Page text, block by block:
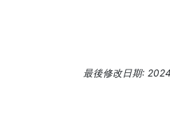
最後修改日期: